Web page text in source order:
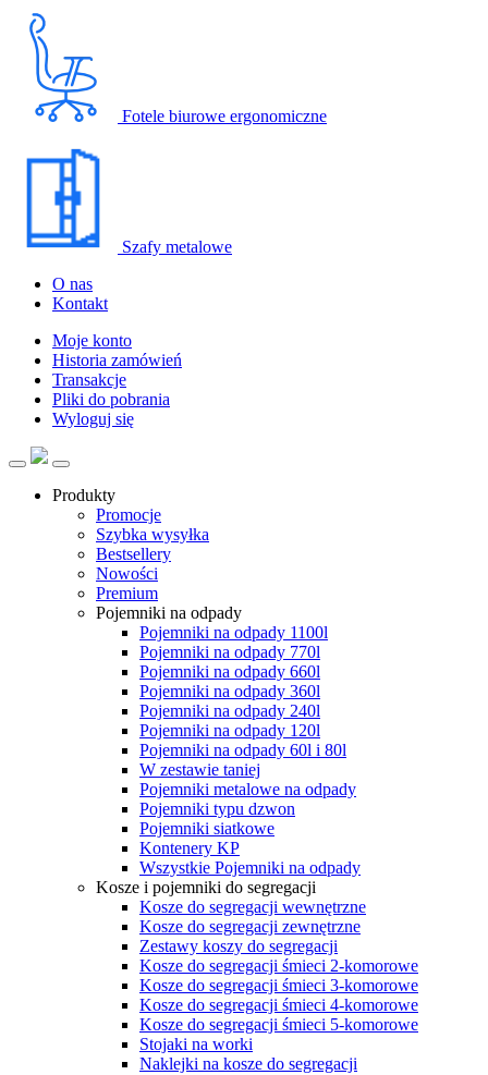
Fotele biurowe ergonomiczne
Szafy metalowe
O nas
Kontakt
Moje konto
Historia zamówień
Transakcje
Pliki do pobrania
Wyloguj się
Produkty
Promocje
Szybka wysyłka
Bestsellery
Nowości
Premium
Pojemniki na odpady
Pojemniki na odpady 1100l
Pojemniki na odpady 770l
Pojemniki na odpady 660l
Pojemniki na odpady 360l
Pojemniki na odpady 240l
Pojemniki na odpady 120l
Pojemniki na odpady 60l i 80l
W zestawie taniej
Pojemniki metalowe na odpady
Pojemniki typu dzwon
Pojemniki siatkowe
Kontenery KP
Wszystkie Pojemniki na odpady
Kosze i pojemniki do segregacji
Kosze do segregacji wewnętrzne
Kosze do segregacji zewnętrzne
Zestawy koszy do segregacji
Kosze do segregacji śmieci 2-komorowe
Kosze do segregacji śmieci 3-komorowe
Kosze do segregacji śmieci 4-komorowe
Kosze do segregacji śmieci 5-komorowe
Stojaki na worki
Naklejki na kosze do segregacji